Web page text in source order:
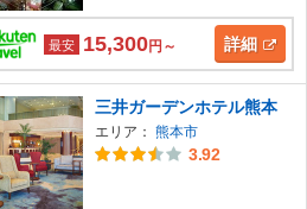
最安 15,300円～ 詳細
三井ガーデンホテル熊本
エリア： 熊本市
3.92